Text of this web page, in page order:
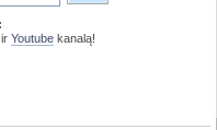
irYoutube kanalą!